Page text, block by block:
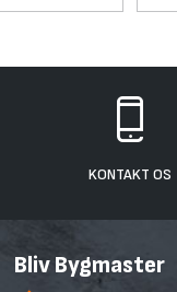
KONTAKT OS
Bliv Bygmaster